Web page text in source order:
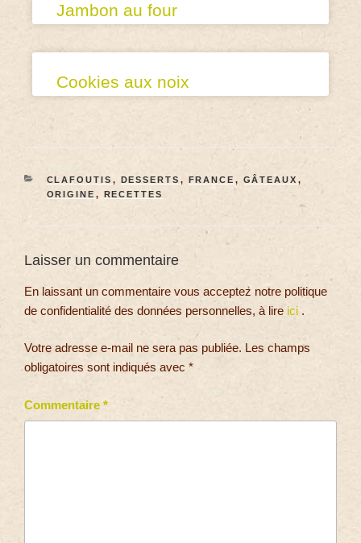
Jambon au four
Cookies aux noix
CLAFOUTIS , DESSERTS , FRANCE , GÂTEAUX ,
ORIGINE , RECETTES
Laisser un commentaire
En laissant un commentaire vous acceptez notre politique
de confidentialité des données personnelles, à lire ici .
Votre adresse e-mail ne sera pas publiée. Les champs
obligatoires sont indiqués avec *
Commentaire *